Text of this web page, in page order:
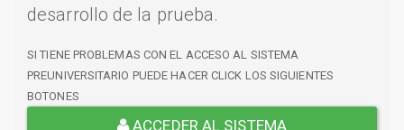
desarrollo de la prueba.
SI TIENE PROBLEMAS CON EL ACCESO AL SISTEMA
PREUNIVERSITARIO PUEDE HACER CLICK LOS SIGUIENTES
BOTONES
ACCEDER AL SISTEMA